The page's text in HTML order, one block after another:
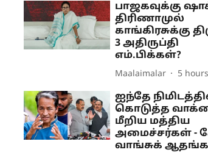
பாஜகவுக்கு
திரிணாமுல்
காங்கிரசுக்கு
3 அதிருப்தி
எம்.பிக்கள்?
Maalaimalar 5
ஐந்தே
கொடுத்த
மீறிய மத்திய
அமைச்சர்கள் -
வாங்சுக்